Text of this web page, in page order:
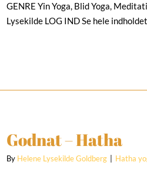
GENRE Yin Yoga, Blid Yoga,
Lysekilde LOG IND Se hele
Godnat – Hatha
By Helene Lysekilde Goldberg Hatha